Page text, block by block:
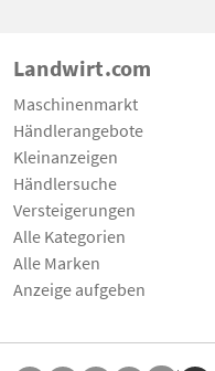
Landwirt.com
Maschinenmarkt
Händlerangebote
Kleinanzeigen
Händlersuche
Versteigerungen
Alle Kategorien
Alle Marken
Anzeige aufgeben